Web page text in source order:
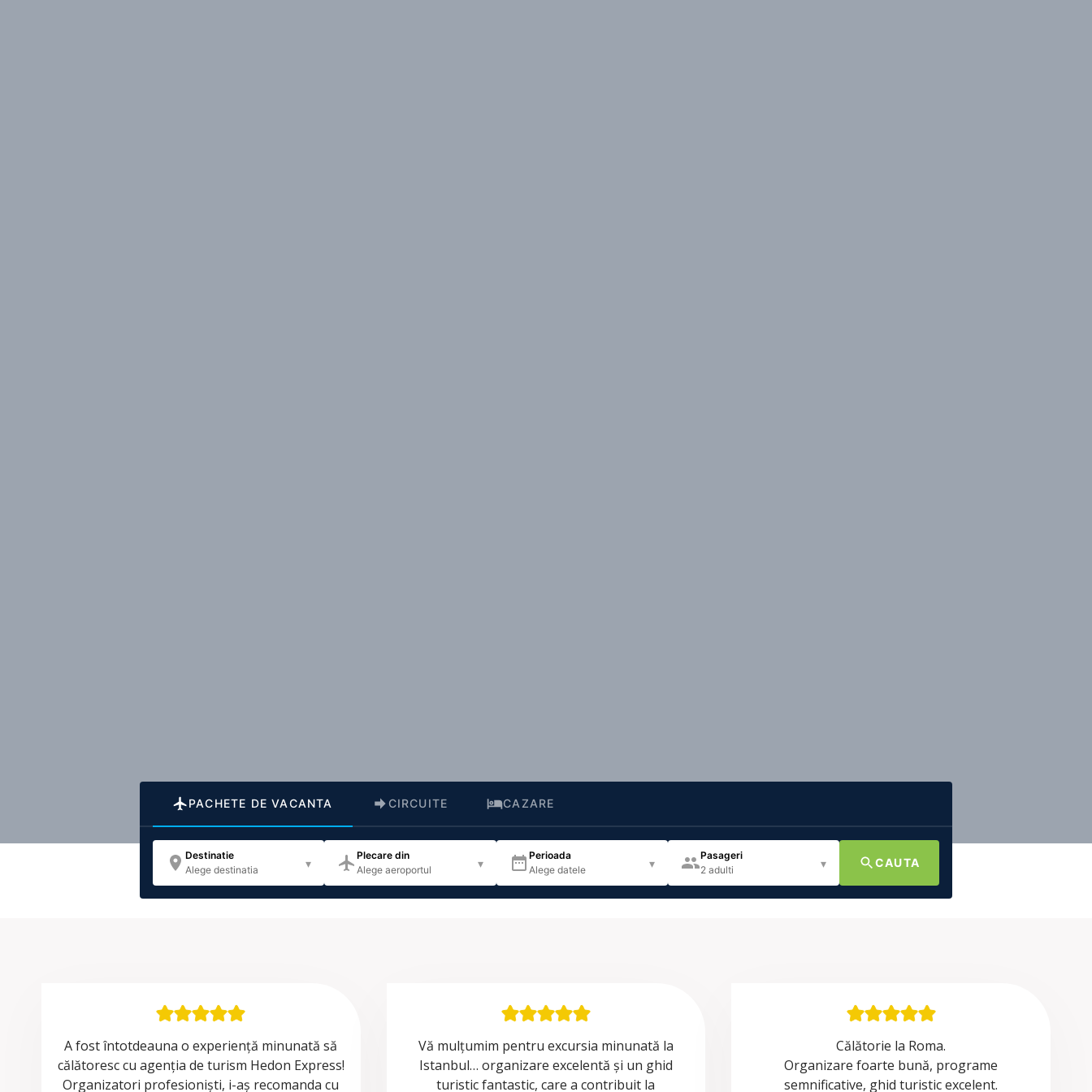
PACHETE DE VACANTA CIRCUITE CAZARE
Destinatie
Alege destinatia
▾
Plecare din
Alege aeroportul
▾
Perioada
Alege datele
▾
Pasageri
2 adulti
▾ CAUTA
A fost întotdeauna o experiență minunată să
călătoresc cu agenția de turism Hedon Express!
Organizatori profesioniști, i-aș recomanda cu
Vă mulțumim pentru excursia minunată la
Istanbul… organizare excelentă și un ghid
turistic fantastic, care a contribuit la
Călătorie la Roma.
Organizare foarte bună, programe
semnificative, ghid turistic excelent.